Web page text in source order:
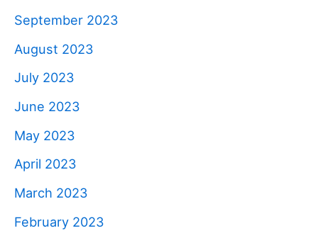
September 2023
August 2023
July 2023
June 2023
May 2023
April 2023
March 2023
February 2023